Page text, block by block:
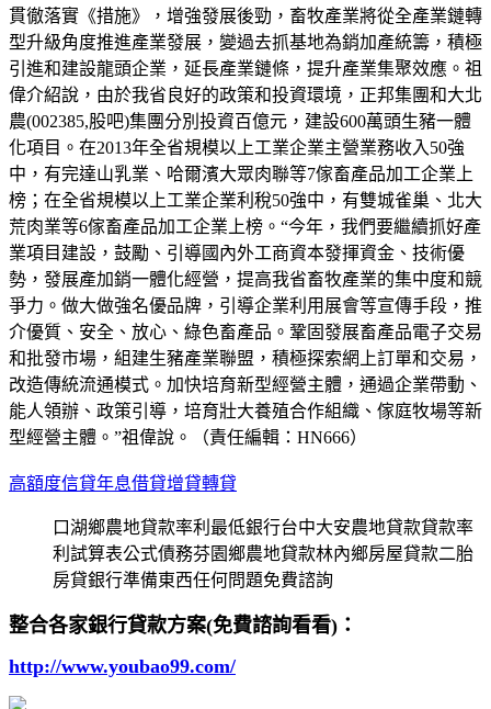
貫徹落實《措施》，增強發展後勁，畜牧產業將從全產業鏈轉
型升級角度推進產業發展，變過去抓基地為銷加產統籌，積極
引進和建設龍頭企業，延長產業鏈條，提升產業集聚效應。祖
偉介紹說，由於我省良好的政策和投資環境，正邦集團和大北
農(002385,股吧)集團分別投資百億元，建設600萬頭生豬一體
化項目。在2013年全省規模以上工業企業主營業務收入50強
中，有完達山乳業、哈爾濱大眾肉聯等7傢畜產品加工企業上
榜；在全省規模以上工業企業利稅50強中，有雙城雀巢、北大
荒肉業等6傢畜產品加工企業上榜。“今年，我們要繼續抓好產
業項目建設，鼓勵、引導國內外工商資本發揮資金、技術優
勢，發展產加銷一體化經營，提高我省畜牧產業的集中度和競
爭力。做大做強名優品牌，引導企業利用展會等宣傳手段，推
介優質、安全、放心、綠色畜產品。鞏固發展畜產品電子交易
和批發市場，組建生豬產業聯盟，積極探索網上訂單和交易，
改造傳統流通模式。加快培育新型經營主體，通過企業帶動、
能人領辦、政策引導，培育壯大養殖合作組織、傢庭牧場等新
型經營主體。”祖偉說。（責任編輯：HN666）
高額度信貸年息借貸增貸轉貸
口湖鄉農地貸款率利最低銀行台中大安農地貸款貸款率
利試算表公式債務芬園鄉農地貸款林內鄉房屋貸款二胎
房貸銀行準備東西任何問題免費諮詢
整合各家銀行貸款方案(免費諮詢看看)：
http://www.youbao99.com/